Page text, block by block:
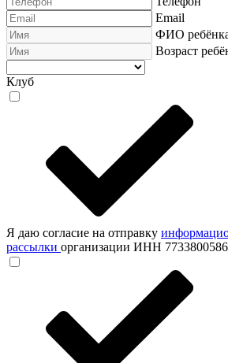
Email
ФИО
Возраст
Клуб
Я даю согласие на отправку
рассылки организации ИНН 7733800586